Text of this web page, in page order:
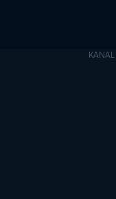
KANAL